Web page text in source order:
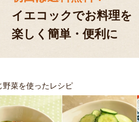
イエコックでお料理を
楽しく簡単・便利に
野菜を使ったレシピ